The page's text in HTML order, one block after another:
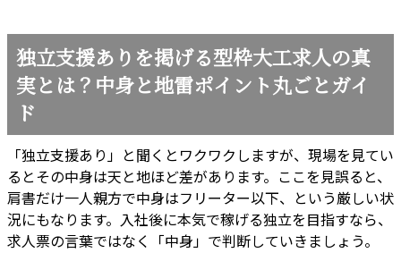
独立支援ありを掲げる型枠大工求人の真
実とは？中身と地雷ポイント丸ごとガイ
ド
「独立支援あり」と聞くとワクワクしますが、現場を見てい
るとその中身は天と地ほど差があります。ここを見誤ると、
肩書だけ一人親方で中身はフリーター以下、という厳しい状
況にもなります。入社後に本気で稼げる独立を目指すなら、
求人票の言葉ではなく「中身」で判断していきましょう。